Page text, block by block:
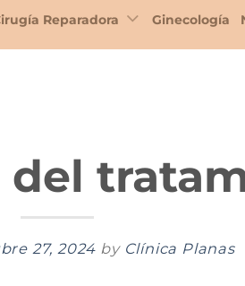
Reparadora Ginecología
27, 2024 by Clínica Planas